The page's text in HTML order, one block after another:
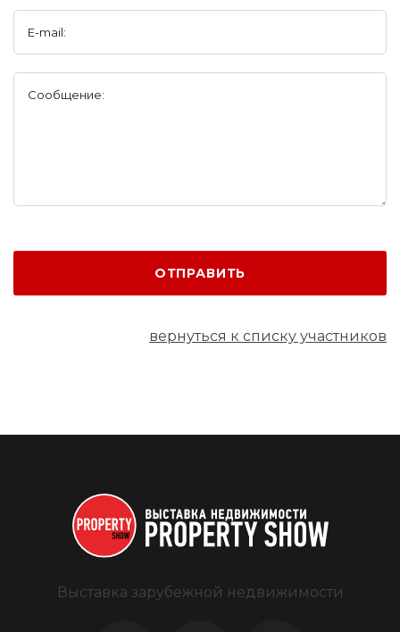
E-mail:
Сообщение:
ОТПРАВИТЬ
вернуться к списку участников
Выставка зарубежной недвижимости